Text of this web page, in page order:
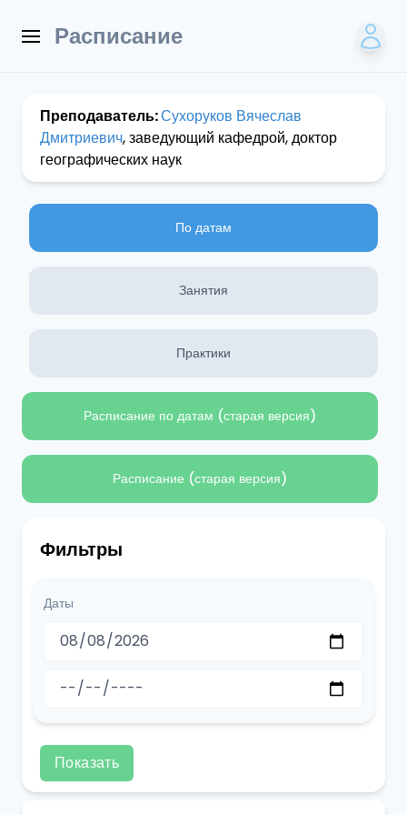
Расписание
Преподаватель:Сухоруков Вячеслав
Дмитриевич, заведующий кафедрой, доктор
географических наук
По датам
Занятия
Практики
Расписание по датам (старая версия)
Расписание (старая версия)
Фильтры
Даты
Показать